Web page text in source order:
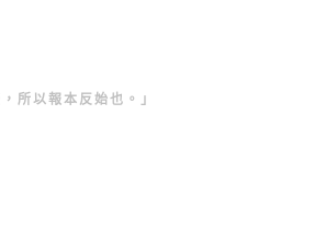
所以報本反始也。」